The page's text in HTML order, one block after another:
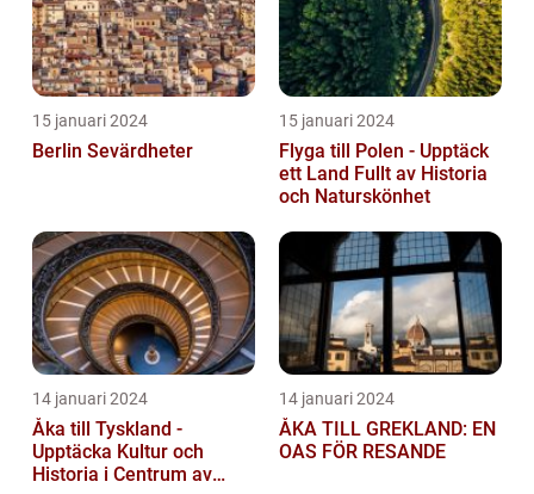
15 januari 2024
Berlin Sevärdheter
15 januari 2024
Flyga till Polen - Upptäck
ett Land Fullt av Historia
och Naturskönhet
14 januari 2024
Åka till Tyskland -
Upptäcka Kultur och
Historia i Centrum av
14 januari 2024
ÅKA TILL GREKLAND: EN
OAS FÖR RESANDE